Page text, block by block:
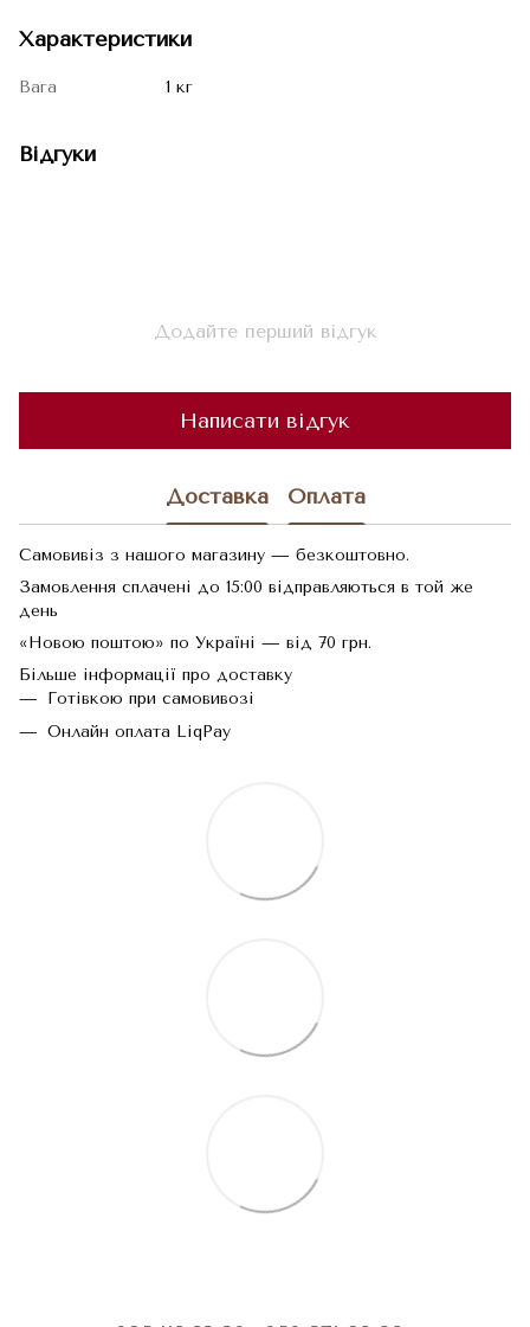
Характеристики
Вага 1 кг
Відгуки
Додайте перший відгук
Написати відгук
Доставка Оплата
Самовивіз з нашого магазину — безкоштовно.
Замовлення сплачені до 15:00 відправляються в той же
день
«Новою поштою» по Україні — від 70 грн.
Більше інформації про доставку
Готівкою при самовивозі
Онлайн оплата LiqPay